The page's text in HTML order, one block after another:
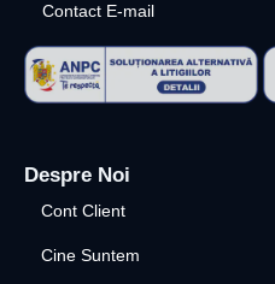
Contact E-mail
Despre Noi
Cont Client
Cine Suntem